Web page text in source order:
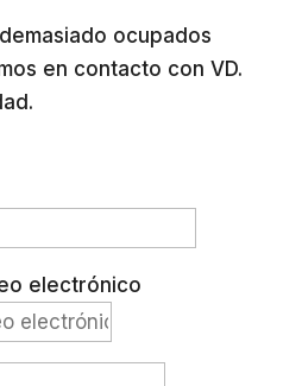
ocupados
en contacto con VD.
electrónico